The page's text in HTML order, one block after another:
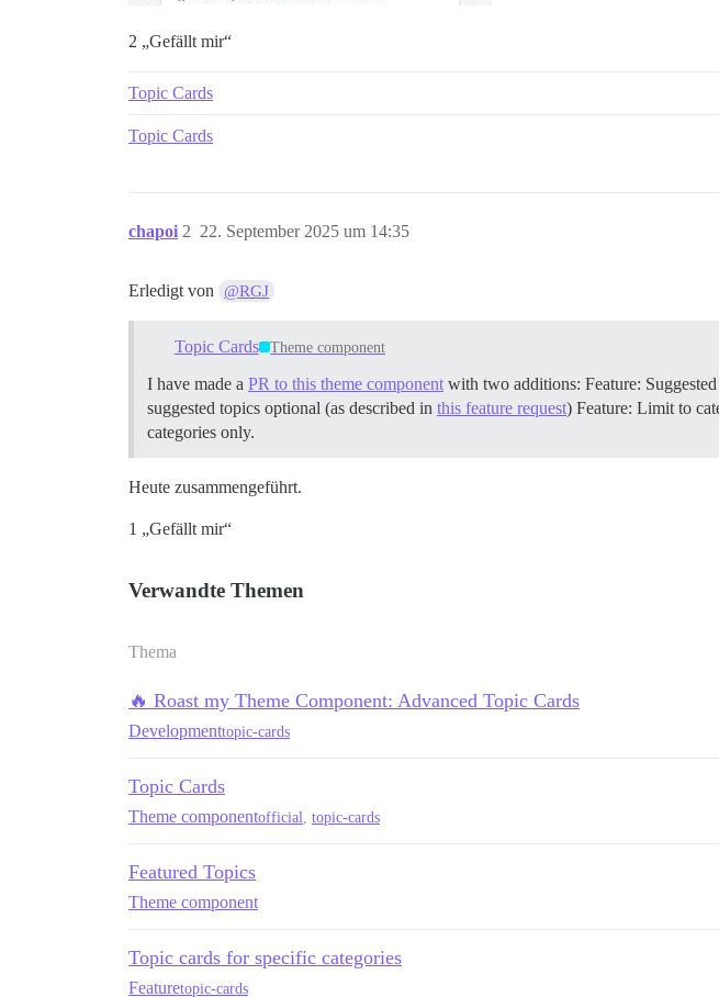
2 „Gefällt mir“
Topic Cards
Topic Cards
chapoi 22. September 2025 um 14:35
2
Erledigt von @RGJ
Topic Cards Theme component
I have made a PR to this theme component with two additions: Feature:
suggested topics optional (as described in this feature request) Feature: Limit to
categories only.
Heute zusammengeführt.
1 „Gefällt mir“
Verwandte Themen
Thema
🔥 Roast my Theme Component: Advanced Topic Cards
Developmenttopic-cards
Topic Cards
Theme componentofficial topic-cards
Featured Topics
Theme component
Topic cards for specific categories
Featuretopic-cards